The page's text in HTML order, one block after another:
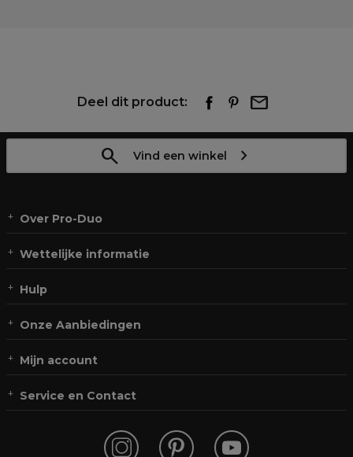
Deel dit product:
Vind een winkel
Over Pro-Duo
Wettelijke informatie
Hulp
Onze Aanbiedingen
Mijn account
Service en Contact